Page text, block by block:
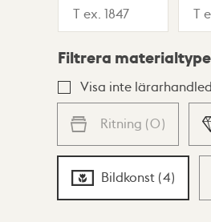
Lista Karta
Filtrera
Visa inte
Ritning (0)
Bildkonst (4)